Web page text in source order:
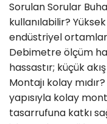
Sorulan Sorular
kullanılabilir?
endüstriyel
Debimetre ölçüm
hassastır; küçük
Montajı kolay
yapısıyla kolay
tasarrufuna katkı